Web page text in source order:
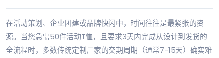
在活动策划、企业团建或品牌快闪中，时间往往是最紧张的资
源。当您急需50件活动T恤，且要求3天内完成从设计到发货的
全流程时，多数传统定制厂家的交期周期（通常7-15天）确实难